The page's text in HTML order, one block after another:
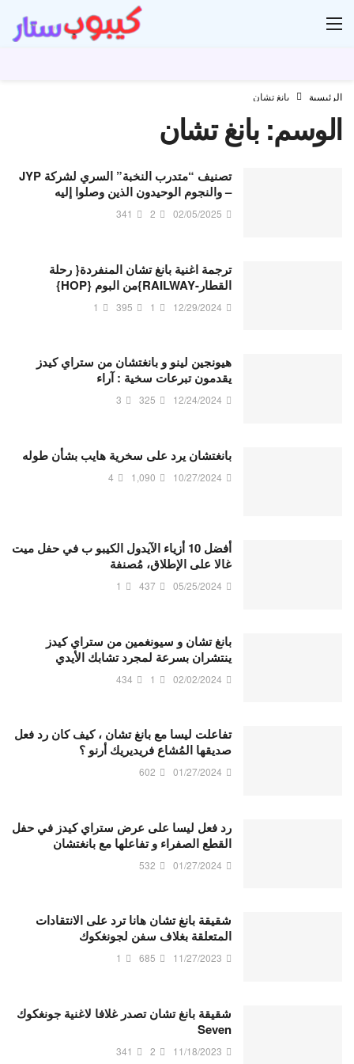
الرئيسية بانغ تشان
الوسم:بانغ تشان
تصنيف “متدرب النخبة” السري لشركة JYP
– والنجوم الوحيدون الذين وصلوا إليه
02/05/2025
2
341
ترجمة اغنية بانغ تشان المنفردة{ رحلة
القطار-RAILWAY}من البوم {HOP}
12/29/2024
1
395
1
هيونجين لينو و بانغتشان من ستراي كيدز
يقدمون تبرعات سخية : آراء
12/24/2024
325
3
بانغتشان يرد على سخرية هايب بشأن طوله
10/27/2024
1,090
4
أفضل 10 أزياء الآيدول الكيبو ب في حفل ميت
غالا على الإطلاق، مُصنفة
05/25/2024
437
1
بانغ تشان و سيونغمين من ستراي كيدز
ينتشران بسرعة لمجرد تشابك الأيدي
02/02/2024
1
434
تفاعلت ليسا مع بانغ تشان ، كيف كان رد فعل
صديقها المُشاع فريديريك أرنو ؟
01/27/2024
602
رد فعل ليسا على عرض ستراي كيدز في حفل
القطع الصفراء و تفاعلها مع بانغتشان
01/27/2024
532
شقيقة بانغ تشان هانا ترد على الانتقادات
المتعلقة بغلاف سفن لجونغكوك
11/27/2023
685
1
شقيقة بانغ تشان تصدر غلافا لاغنية جونغكوك
Seven
11/18/2023
2
341